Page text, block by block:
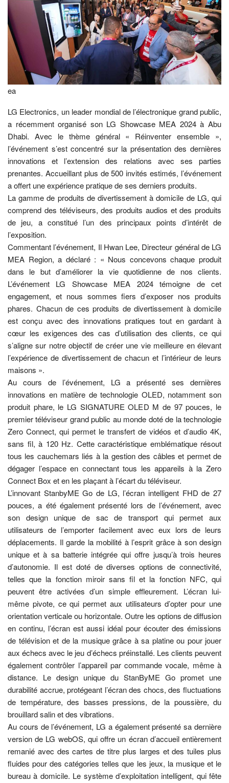
ea
LG Electronics, un leader mondial de l’électronique grand public,
a récemment organisé son LG Showcase MEA 2024 à Abu
Dhabi. Avec le thème général « Réinventer ensemble »,
l’événement s’est concentré sur la présentation des dernières
innovations et l’extension des relations avec ses parties
prenantes. Accueillant plus de 500 invités estimés, l’événement
a offert une expérience pratique de ses derniers produits.
La gamme de produits de divertissement à domicile de LG, qui
comprend des téléviseurs, des produits audios et des produits
de jeu, a constitué l’un des principaux points d’intérêt de
l’exposition.
Commentant l’événement, Il Hwan Lee, Directeur général de LG
MEA Region, a déclaré : « Nous concevons chaque produit
dans le but d’améliorer la vie quotidienne de nos clients.
L’événement LG Showcase MEA 2024 témoigne de cet
engagement, et nous sommes fiers d’exposer nos produits
phares. Chacun de ces produits de divertissement à domicile
est conçu avec des innovations pratiques tout en gardant à
cœur les exigences des cas d’utilisation des clients, ce qui
s’aligne sur notre objectif de créer une vie meilleure en élevant
l’expérience de divertissement de chacun et l’intérieur de leurs
maisons ».
Au cours de l’événement, LG a présenté ses dernières
innovations en matière de technologie OLED, notamment son
produit phare, le LG SIGNATURE OLED M de 97 pouces, le
premier téléviseur grand public au monde doté de la technologie
Zero Connect, qui permet le transfert de vidéos et d’audio 4K,
sans fil, à 120 Hz. Cette caractéristique emblématique résout
tous les cauchemars liés à la gestion des câbles et permet de
dégager l’espace en connectant tous les appareils à la Zero
Connect Box et en les plaçant à l’écart du téléviseur.
L’innovant StanbyME Go de LG, l’écran intelligent FHD de 27
pouces, a été également présenté lors de l’événement, avec
son design unique de sac de transport qui permet aux
utilisateurs de l’emporter facilement avec eux lors de leurs
déplacements. Il garde la mobilité à l’esprit grâce à son design
unique et à sa batterie intégrée qui offre jusqu’à trois heures
d’autonomie. Il est doté de diverses options de connectivité,
telles que la fonction miroir sans fil et la fonction NFC, qui
peuvent être activées d’un simple effleurement. L’écran lui-
même pivote, ce qui permet aux utilisateurs d’opter pour une
orientation verticale ou horizontale. Outre les options de diffusion
en continu, l’écran est aussi idéal pour écouter des émissions
de télévision et de la musique grâce à sa platine ou pour jouer
aux échecs avec le jeu d’échecs préinstallé. Les clients peuvent
également contrôler l’appareil par commande vocale, même à
distance. Le design unique du StanByME Go promet une
durabilité accrue, protégeant l’écran des chocs, des fluctuations
de température, des basses pressions, de la poussière, du
brouillard salin et des vibrations.
Au cours de l’événement, LG a également présenté sa dernière
version de LG webOS, qui offre un écran d’accueil entièrement
remanié avec des cartes de titre plus larges et des tuiles plus
fluides pour des catégories telles que les jeux, la musique et le
bureau à domicile. Le système d’exploitation intelligent, qui fête